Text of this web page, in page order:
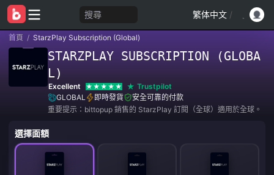
搜尋 繁体中文 /
首頁 / StarzPlay Subscription (Global)
STARZPLAY SUBSCRIPTION (GLOBA
L)
Excellent
Trustpilot
GLOBAL
即時發貨
安全可靠的付款
重要提示：bittopup 銷售的 StarzPlay 訂閱（全球）適用於全球。
選擇面額